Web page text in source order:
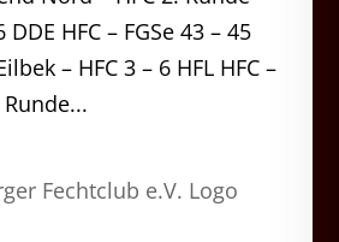
HFC – FGSe 43 – 45
– HFC 3 – 6 HFL HFC –